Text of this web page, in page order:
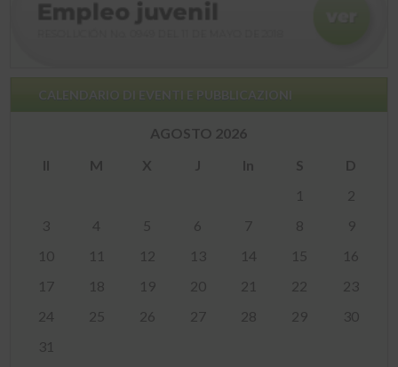
CALENDARIO DI EVENTI E PUBBLICAZIONI
AGOSTO 2026
Il
M X J In S
D
1
2
3
4 5 6 7 8
9
10
11 12 13 14 15
16
17
18 19 20 21 22
23
24
25 26 27 28 29
30
31